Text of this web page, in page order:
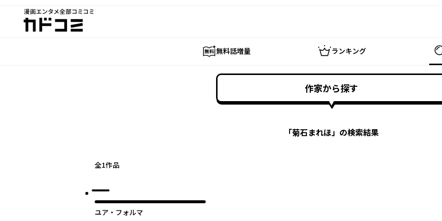
漫画エンタメ全部コミコミ
カドコミ
無料話増量 ランキング
作家から探す
「菊石まれほ」の検索結果
全1作品
ユア・フォルマ